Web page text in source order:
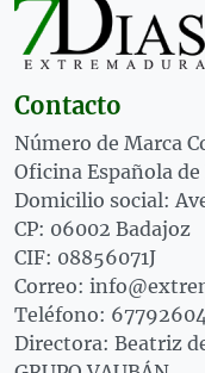
Contacto
Número de Marca
Oficina Española
Domicilio social:
CP: 06002 Badajoz
CIF: 08856071J
Correo:
Teléfono:
Directora: Beatriz